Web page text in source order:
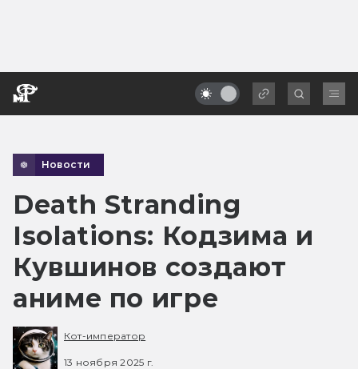
Новости
Death Stranding
Isolations: Кодзима и
Кувшинов создают
аниме по игре
Кот-император
13 ноября 2025 г.